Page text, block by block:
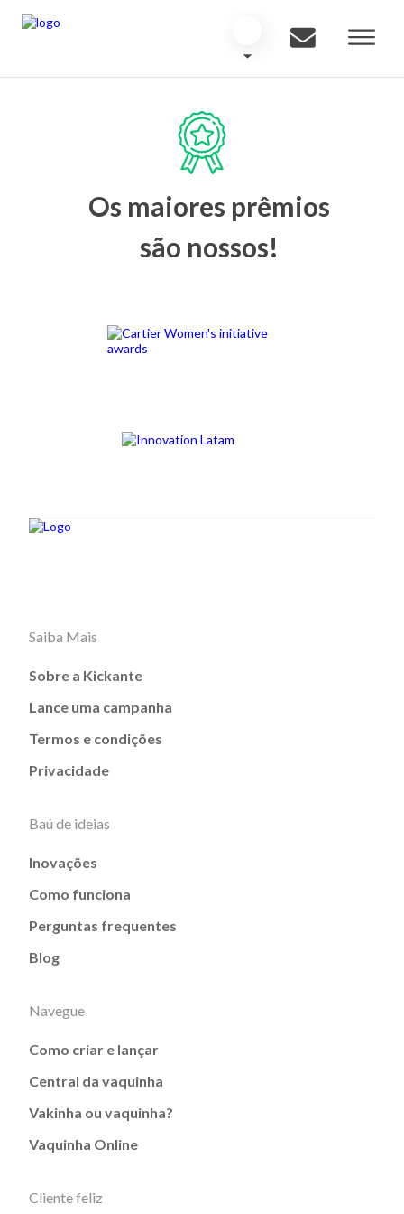
Os maiores prêmios
são nossos!
Saiba Mais
Sobre a Kickante
Lance uma campanha
Termos e condições
Privacidade
Baú de ideias
Inovações
Como funciona
Perguntas frequentes
Blog
Navegue
Como criar e lançar
Central da vaquinha
Vakinha ou vaquinha?
Vaquinha Online
Cliente feliz